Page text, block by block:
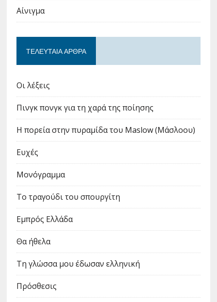
Αίνιγμα
ΤΕΛΕΥΤΑΊΑ ΆΡΘΡΑ
Οι λέξεις
Πινγκ πονγκ για τη χαρά της ποίησης
Η πορεία στην πυραμίδα του Maslow (Μάσλοου)
Ευχές
Μονόγραμμα
Το τραγούδι του σπουργίτη
Εμπρός Ελλάδα
Θα ήθελα
Τη γλώσσα μου έδωσαν ελληνική
Πρόσθεσις